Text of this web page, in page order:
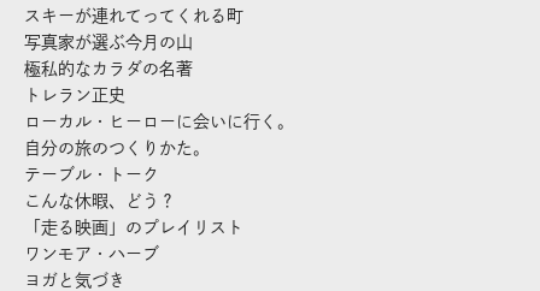
スキーが連れてってくれる町
写真家が選ぶ今月の山
極私的なカラダの名著
トレラン正史
ローカル・ヒーローに会いに行く。
自分の旅のつくりかた。
テーブル・トーク
こんな休暇、どう？
「走る映画」のプレイリスト
ワンモア・ハーブ
ヨガと気づき